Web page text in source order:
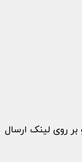
بر روی لینک ارسال